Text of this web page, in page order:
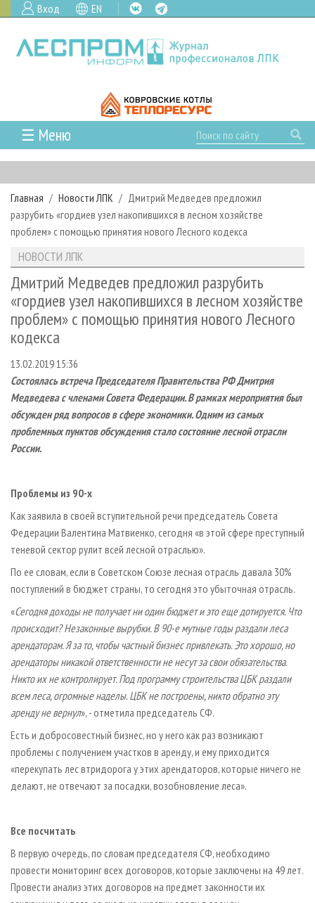
Вход EN
☰ Меню
ГЛАВНАЯ
РУБРИКИ И ТЕМЫ
РУБРИКИ ЖУРНАЛА
ЛЕСНОЕ ХОЗЯЙСТВО
ЛЕСОЗАГОТОВКА
ЛЕСОПИЛЕНИЕ
ДЕРЕВООБРАБОТКА
СУШКА ДРЕВЕСИНЫ
ПРОИЗВОДСТВО ДРЕВЕСНЫХ ПЛИТ
ДЕРЕВЯННОЕ ДОМОСТРОЕНИЕ
ПРОИЗВОДСТВО МЕБЕЛИ
БИОЭНЕРГЕТИКА
ЦБП
НОВОСТИ
КАЛЕНДАРЬ СОБЫТИЙ
НОВОСТИ ЛПК
НОВОСТИ ЖУРНАЛА
НОВОСТИ КОМПАНИЙ
ПРОЕКТЫ ЛПИ
АНАЛИТИКА
ПРЕДПРИЯТИЯ ЛПК
ЛЕСНЫЕ РЕГИОНЫ РОССИИ
ПЕРСОНЫ
МОБИЛЬНЫЕ ВЫСТАВКИ
ОФИЦИАЛЬНЫЕ ДЕЛЕГАЦИИ
ПРИОРИТЕТНЫЕ ИНВЕСТПРОЕКТЫ
RUSSIAN FORESTRY REVIEW
ГАЗЕТА ЛЕСПРОМФОРУМ
АРХИВ
АРХИВ ЖУРНАЛОВ
СТАТЬИ
О ЖУРНАЛЕ
ПОДПИСКА
КОНТАКТЫ
РЕКЛАМОДАТЕЛЯМ
РЕКЛАМА
РЕКЛАМА НА САЙТЕ
Главная Новости ЛПК
Дмитрий Медведев предложил
разрубить «гордиев узел накопившихся в лесном хозяйстве
проблем» с помощью принятия нового Лесного кодекса
НОВОСТИ ЛПК
Дмитрий Медведев предложил разрубить
«гордиев узел накопившихся в лесном хозяйстве
проблем» с помощью принятия нового Лесного
кодекса
13.02.2019 15:36
Состоялась встреча Председателя Правительства РФ Дмитрия
Медведева с членами Совета Федерации. В рамках мероприятия был
обсужден ряд вопросов в сфере экономики. Одним из самых
проблемных пунктов обсуждения стало состояние лесной отрасли
России.
Проблемы из 90-х
Как заявила в своей вступительной речи председатель Совета
Федерации Валентина Матвиенко, сегодня «в этой сфере преступный
теневой сектор рулит всей лесной отраслью».
По ее словам, если в Советском Союзе лесная отрасль давала 30%
поступлений в бюджет страны, то сегодня это убыточная отрасль.
«Сегодня доходы не получает ни один бюджет и это еще дотируется. Что
происходит? Незаконные вырубки. В 90-е мутные годы раздали леса
арендаторам. Я за то, чтобы частный бизнес привлекать. Это хорошо, но
арендаторы никакой ответственности не несут за свои обязательства.
Никто их не контролирует. Под программу строительства ЦБК раздали
всем леса, огромные наделы. ЦБК не построены, никто обратно эту
аренду не вернул», - отметила председатель СФ.
Есть и добросовестный бизнес, но у него как раз возникают
проблемы с получением участков в аренду, и ему приходится
«перекупать лес втридорога у этих арендаторов, которые ничего не
делают, не отвечают за посадки, возобновление леса».
Все посчитать
В первую очередь, по словам председателя СФ, необходимо
провести мониторинг всех договоров, которые заключены на 49 лет.
Провести анализ этих договоров на предмет законности их